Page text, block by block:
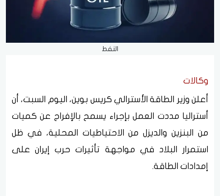
النفط
وكالات
أعلن وزير الطاقة الأسترالي كريس بوين، اليوم السبت، أن
أستراليا مددت العمل بإجراء يسمح بالإفراج عن كميات
من البنزين والديزل من الاحتياطيات المحلية، في ظل
استمرار البلاد في مواجهة تأثيرات حرب إيران على
إمدادات الطاقة.